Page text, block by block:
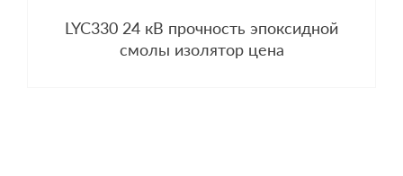
LYC330 24 кВ прочность эпоксидной
смолы изолятор цена